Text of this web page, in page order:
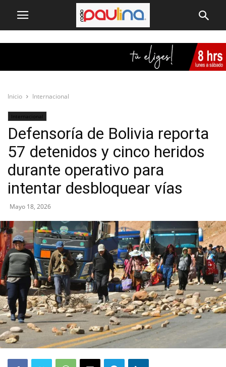
Inicio Internacional
Internacional
Defensoría de Bolivia reporta
57 detenidos y cinco heridos
durante operativo para
intentar desbloquear vías
Mayo 18, 2026